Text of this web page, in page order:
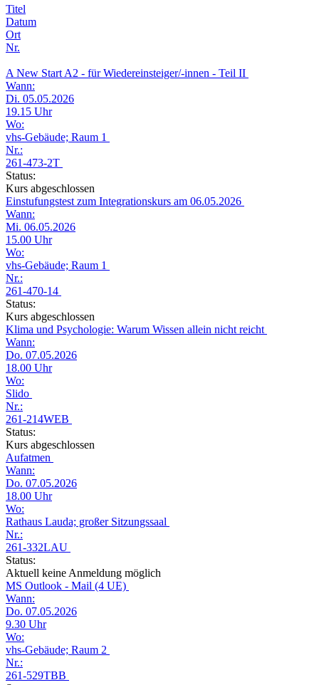
Titel
Datum
Ort
Nr.
A New Start A2 - für Wiedereinsteiger/-innen - Teil II
Wann:
Di. 05.05.2026
19.15 Uhr
Wo:
vhs-Gebäude; Raum 1
Nr.:
261-473-2T
Status:
Kurs abgeschlossen
Einstufungstest zum Integrationskurs am 06.05.2026
Wann:
Mi. 06.05.2026
15.00 Uhr
Wo:
vhs-Gebäude; Raum 1
Nr.:
261-470-14
Status:
Kurs abgeschlossen
Klima und Psychologie: Warum Wissen allein nicht reicht
Wann:
Do. 07.05.2026
18.00 Uhr
Wo:
Slido
Nr.:
261-214WEB
Status:
Kurs abgeschlossen
Aufatmen
Wann:
Do. 07.05.2026
18.00 Uhr
Wo:
Rathaus Lauda; großer Sitzungssaal
Nr.:
261-332LAU
Status:
Aktuell keine Anmeldung möglich
MS Outlook - Mail (4 UE)
Wann:
Do. 07.05.2026
9.30 Uhr
Wo:
vhs-Gebäude; Raum 2
Nr.:
261-529TBB